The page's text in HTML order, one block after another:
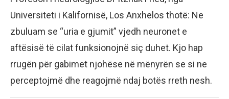
Universiteti i Kalifornisë, Los Anxhelos thotë: Ne
zbuluam se “uria e gjumit” vjedh neuronet e
aftësisë të cilat funksionojnë siç duhet. Kjo hap
rrugën për gabimet njohëse në mënyrën se si ne
perceptojmë dhe reagojmë ndaj botës rreth nesh.